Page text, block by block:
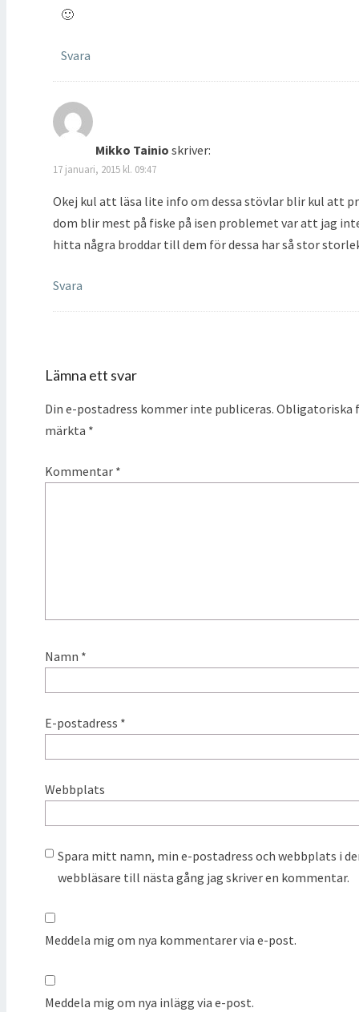
🙂
Svara
Mikko Tainio skriver:
17 januari, 2015 kl. 09:47
Okej kul att läsa lite info om dessa stövlar blir kul att
dom blir mest på fiske på isen problemet var att jag
hitta några broddar till dem för dessa har så stor
Svara
Lämna ett svar
Din e-postadress kommer inte publiceras. Obligatoriska
märkta *
Kommentar *
Namn *
E-postadress *
Webbplats
Spara mitt namn, min e-postadress och webbplats i
webbläsare till nästa gång jag skriver en kommentar.
Meddela mig om nya kommentarer via e-post.
Meddela mig om nya inlägg via e-post.